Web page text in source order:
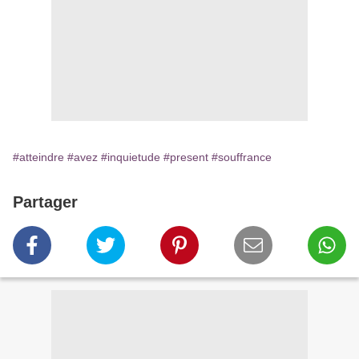
#atteindre #avez #inquietude #present #souffrance
Partager